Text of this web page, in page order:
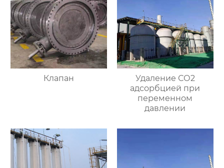
Клапан
Удаление СО2
адсорбцией при
переменном
давлении